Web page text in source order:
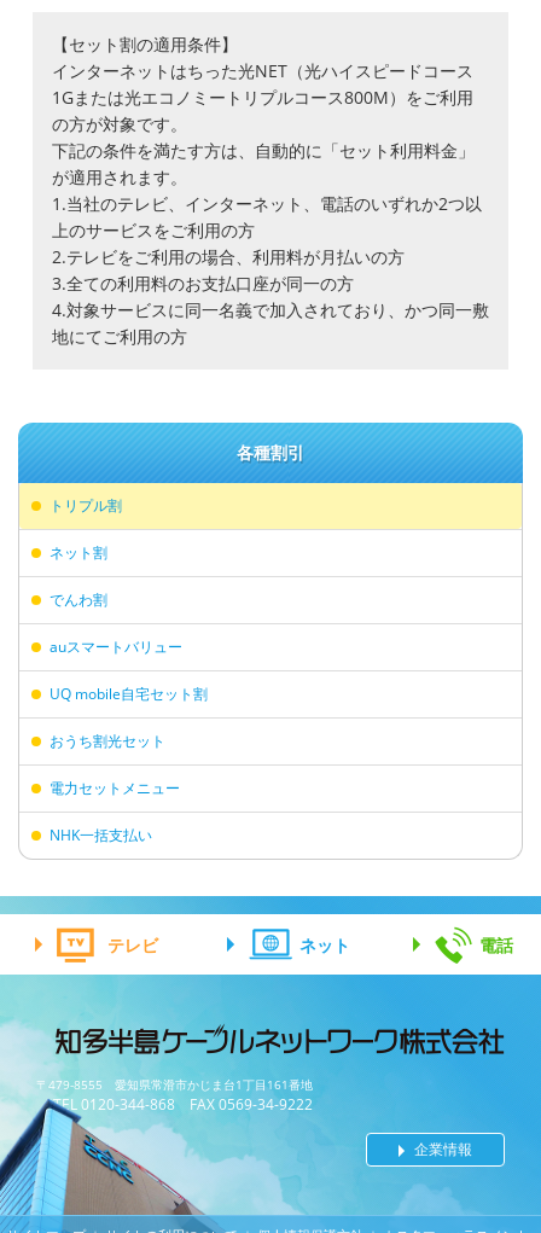
【セット割の適用条件】
インターネットはちった光NET（光ハイスピードコース
1Gまたは光エコノミートリプルコース800M）をご利用
の方が対象です。
下記の条件を満たす方は、自動的に「セット利用料金」
が適用されます。
1.当社のテレビ、インターネット、電話のいずれか2つ以
上のサービスをご利用の方
2.テレビをご利用の場合、利用料が月払いの方
3.全ての利用料のお支払口座が同一の方
4.対象サービスに同一名義で加入されており、かつ同一敷
地にてご利用の方
各種割引
トリプル割
ネット割
でんわ割
auスマートバリュー
UQ mobile自宅セット割
おうち割光セット
電力セットメニュー
NHK一括支払い
テレビ ネット 電話
〒479-8555 愛知県常滑市かじま台1丁目161番地
TEL 0120-344-868 FAX 0569-34-9222
企業情報